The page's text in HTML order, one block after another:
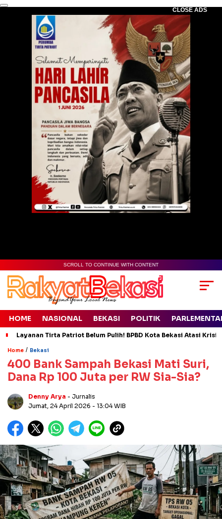
CLOSE ADS
SCROLL TO CONTINUE WITH CONTENT
HOME NASIONAL BEKASI POLITIK
Layanan Tirta Patriot Belum Pulih! BPBD Kota Bekasi Atasi
Home / Bekasi
400 Bank Sampah Bekasi Mati Suri,
Dana Rp 100 Juta per RW Sia-Sia?
Denny Arya - Jurnalis
Jumat, 24 April 2026 - 13:04 WIB